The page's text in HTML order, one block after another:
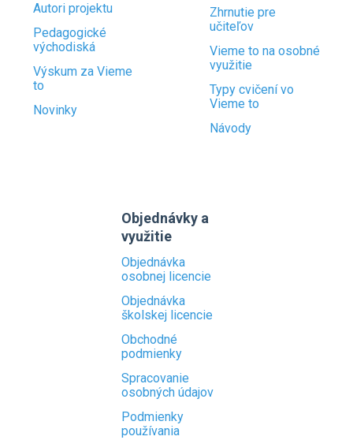
Autori projektu
Pedagogické
východiská
Výskum za Vieme
to
Novinky
Zhrnutie pre
učiteľov
Vieme to na osobné
využitie
Typy cvičení vo
Vieme to
Návody
Objednávky a
využitie
Objednávka
osobnej licencie
Objednávka
školskej licencie
Obchodné
podmienky
Spracovanie
osobných údajov
Podmienky
používania